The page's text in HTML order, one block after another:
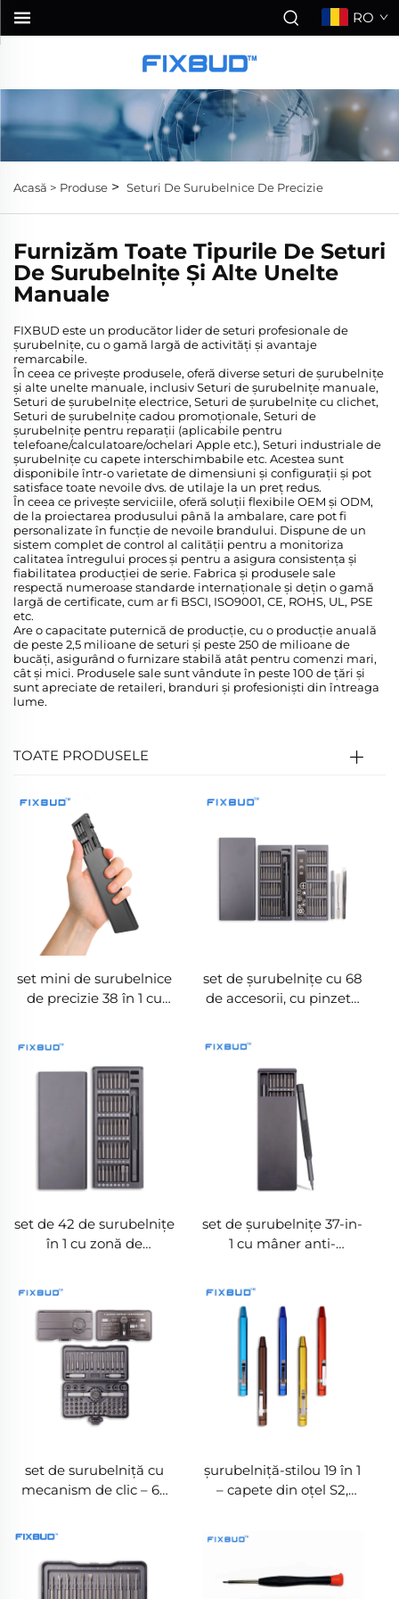
RO
Acasă > Produse > Seturi De Surubelnice De Precizie
Furnizăm Toate Tipurile De Seturi
De Surubelnițe Și Alte Unelte
Manuale
FIXBUD este un producător lider de seturi profesionale de
șurubelnițe, cu o gamă largă de activități și avantaje
remarcabile.
În ceea ce privește produsele, oferă diverse seturi de șurubelnițe
și alte unelte manuale, inclusiv Seturi de șurubelnițe manuale,
Seturi de șurubelnițe electrice, Seturi de șurubelnițe cu clichet,
Seturi de șurubelnițe cadou promoționale, Seturi de
șurubelnițe pentru reparații (aplicabile pentru
telefoane/calculatoare/ochelari Apple etc.), Seturi industriale de
șurubelnițe cu capete interschimbabile etc. Acestea sunt
disponibile într-o varietate de dimensiuni și configurații și pot
satisface toate nevoile dvs. de utilaje la un preț redus.
În ceea ce privește serviciile, oferă soluții flexibile OEM și ODM,
de la proiectarea produsului până la ambalare, care pot fi
personalizate în funcție de nevoile brandului. Dispune de un
sistem complet de control al calității pentru a monitoriza
calitatea întregului proces și pentru a asigura consistența și
fiabilitatea producției de serie. Fabrica și produsele sale
respectă numeroase standarde internaționale și dețin o gamă
largă de certificate, cum ar fi BSCI, ISO9001, CE, ROHS, UL, PSE
etc.
Are o capacitate puternică de producție, cu o producție anuală
de peste 2,5 milioane de seturi și peste 250 de milioane de
bucăți, asigurând o furnizare stabilă atât pentru comenzi mari,
cât și mici. Produsele sale sunt vândute în peste 100 de țări și
sunt apreciate de retaileri, branduri și profesioniști din întreaga
lume.
TOATE PRODUSELE
set mini de surubelnice
de precizie 38 în 1 cu
din oțel S2,
magnetizator și
demagnetizator
integrat
set de șurubelnițe cu 68
de accesorii, cu pinzetă
set de 42 de surubelnițe
în 1 cu zonă de
set de șurubelnițe 37-in-
1 cu mâner anti-
vârf
set de surubelniță cu
mecanism de clic – 69
șurubelniță-stilou 19 în 1
– capete din oțel S2,
culoare OEM